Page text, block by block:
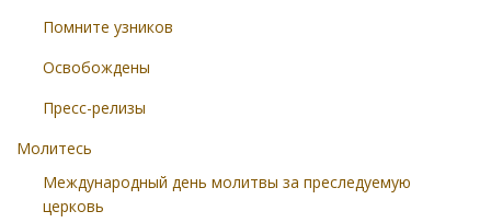
Помните узников
Освобождены
Пресс-релизы
Молитесь
Международный день молитвы за преследуемую
церковь